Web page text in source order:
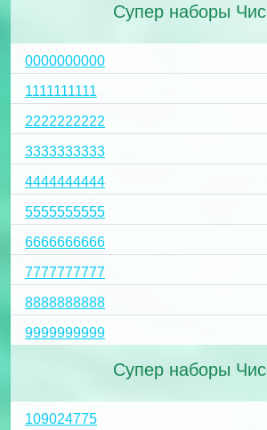
Супер наборы
0000000000
1111111111
2222222222
3333333333
4444444444
5555555555
6666666666
7777777777
8888888888
9999999999
Супер наборы
109024775